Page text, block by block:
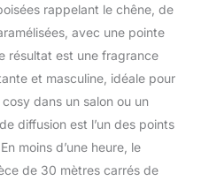
rappelant le chêne, de
avec une pointe
résultat est une fragrance
et masculine, idéale pour
dans un salon ou un
diffusion est l’un des points
moins d’une heure, le
de 30 mètres carrés de